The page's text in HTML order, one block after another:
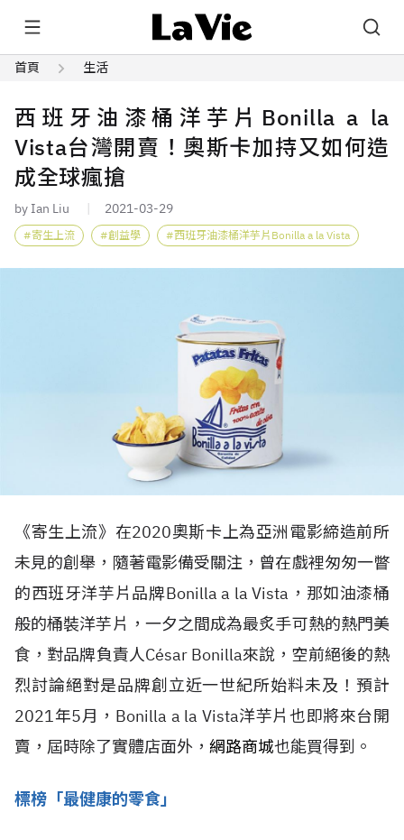
首頁 生活
西班牙油漆桶洋芋片Bonilla a la
Vista台灣開賣！奧斯卡加持又如何造
成全球瘋搶
by Ian Liu 2021-03-29
寄生上流 創益學 西班牙油漆桶洋芋片Bonilla a la Vista
《寄生上流》在2020奧斯卡上為亞洲電影締造前所
未見的創舉，隨著電影備受關注，曾在戲裡匆匆一瞥
的西班牙洋芋片品牌Bonilla a la Vista，那如油漆桶
般的桶裝洋芋片，一夕之間成為最炙手可熱的熱門美
食，對品牌負責人César Bonilla來說，空前絕後的熱
烈討論絕對是品牌創立近一世紀所始料未及！預計
2021年5月，Bonilla a la Vista洋芋片也即將來台開
賣，屆時除了實體店面外， 網路商城也能買得到。
標榜「最健康的零食」